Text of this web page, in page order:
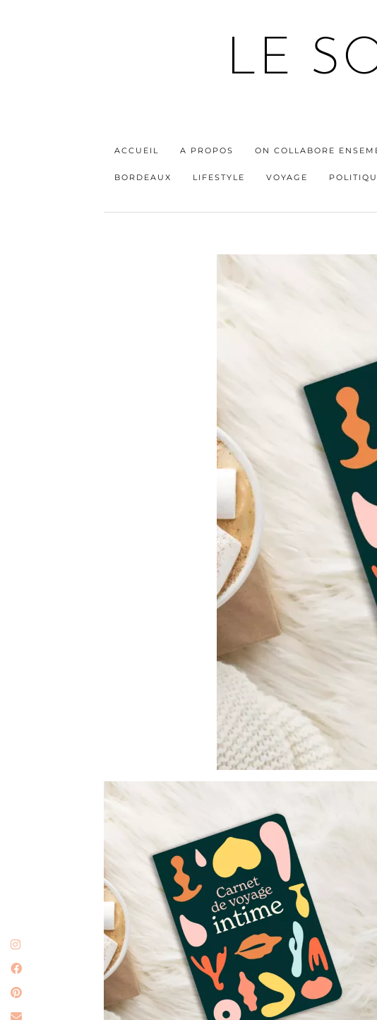
LE
ACCUEIL A PROPOS ON COLLABORE
BORDEAUX LIFESTYLE VOYAGE